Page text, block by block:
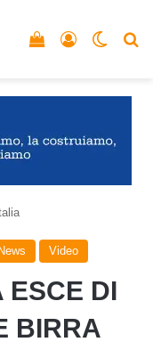
Accedi
Vedi il carrello
News Video
ESCE DI
BIRRA